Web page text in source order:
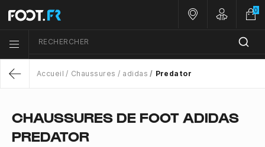
Menu list icon
RECHERCHER
Nos magasins
Customer
0
Accueil Chaussures adidas Predator
CHAUSSURES DE FOOT ADIDAS
PREDATOR